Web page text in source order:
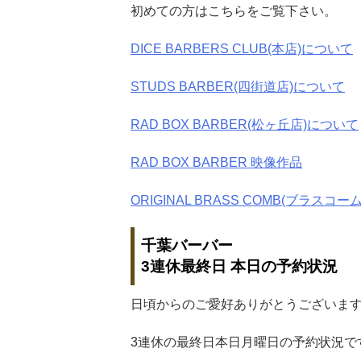
初めての方はこちらをご覧下さい。
DICE BARBERS CLUB(本店)について
STUDS BARBER(四街道店)について
RAD BOX BARBER(松ヶ丘店)について
RAD BOX BARBER 映像作品
ORIGINAL BRASS COMB(ブラスコー
千葉バーバー
3連休最終日 本日の予約状況
日頃からのご愛好ありがとうございます
3連休の最終日本日月曜日の予約状況で